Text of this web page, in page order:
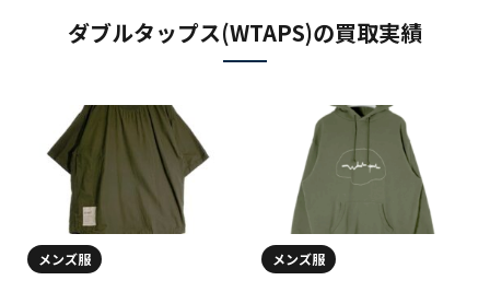
ダブルタップス(WTAPS)の買取実績
メンズ服 メンズ服